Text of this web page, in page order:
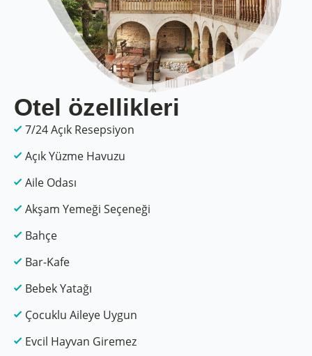
Otel özellikleri
7/24 Açık Resepsiyon
Açık Yüzme Havuzu
Aile Odası
Akşam Yemeği Seçeneği
Bahçe
Bar-Kafe
Bebek Yatağı
Çocuklu Aileye Uygun
Evcil Hayvan Giremez